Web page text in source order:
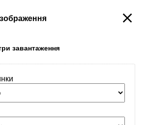
/ Імена
завантаження